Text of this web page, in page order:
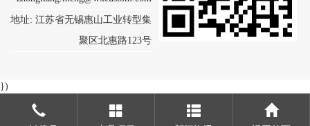
地址: 江苏省无锡惠山工业转型集
聚区北惠路123号
})